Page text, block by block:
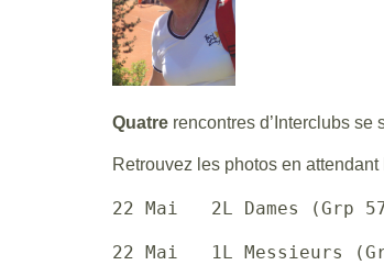
Quatre rencontres d’Interclubs
Retrouvez les photos en
22 Mai   2L
22 Mai   1L